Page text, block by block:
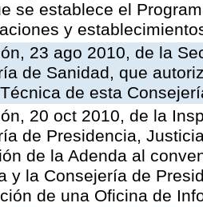
se establece el
y
23 ago 2010, de la
de Sanidad, que
de esta
20 oct 2010, de la
de Presidencia,
de la Adenda al
y la Consejería de
de una Oficina de